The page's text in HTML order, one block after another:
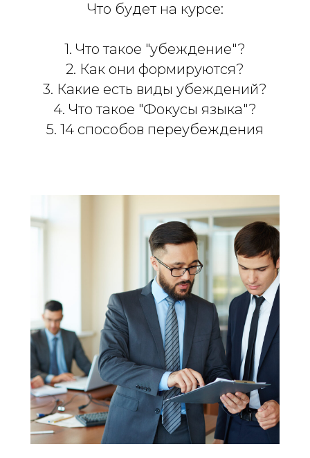
Что будет на курсе:
1. Что такое "убеждение"?
2. Как они формируются?
3. Какие есть виды убеждений?
4. Что такое "Фокусы языка"?
5. 14 способов переубеждения